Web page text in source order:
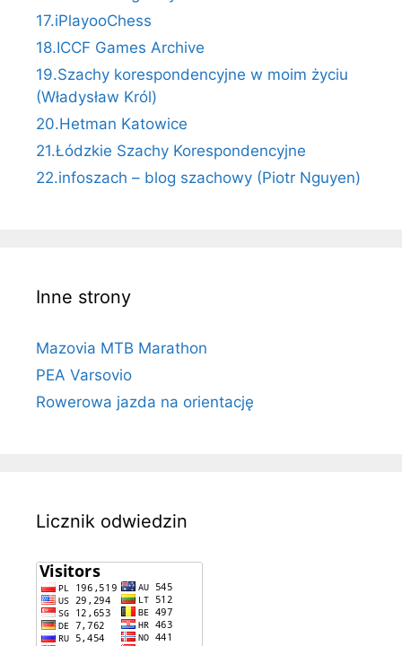
17.iPlayooChess
18.ICCF Games Archive
19.Szachy korespondencyjne w moim życiu
(Władysław Król)
20.Hetman Katowice
21.Łódzkie Szachy Korespondencyjne
22.infoszach – blog szachowy (Piotr Nguyen)
Inne strony
Mazovia MTB Marathon
PEA Varsovio
Rowerowa jazda na orientację
Licznik odwiedzin